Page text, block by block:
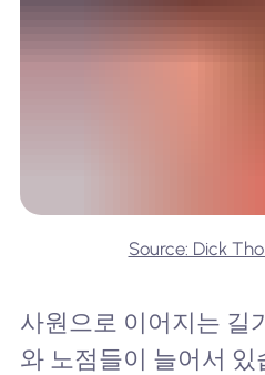
Source: Dick
사원으로 이어지는 길
와 노점들이 늘어서 있